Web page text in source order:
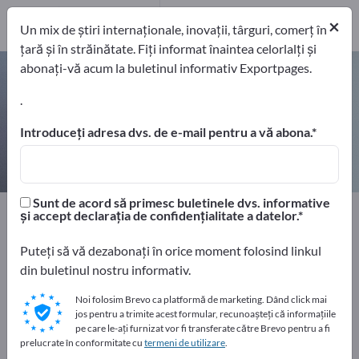
Senzori de moment de rotatie –
găsiți producători și furnizori
exportatori Producători
Producători
Home
Tehnologie de măsurare și optică
Faceți publicitate gratuit pe
Exportpages!
Nevoile – Ofertele – Bunuri second-hand – Contacte
comerciale >> începeți aici
×
Un mix de știri internaționale, inovații, târguri, comerț în
țară și în străinătate. Fiți informat înaintea celorlalți și
abonați-vă acum la buletinul informativ Exportpages.
.
Introduceți adresa dvs. de e-mail pentru a vă abona.
Sunt de acord să primesc buletinele dvs. informative
și accept declarația de confidențialitate a datelor.
Puteți să vă dezabonați în orice moment folosind linkul
din buletinul nostru informativ.
Noi folosim Brevo ca platformă de marketing. Dând click mai
jos pentru a trimite acest formular, recunoașteți că informațiile
pe care le-ați furnizat vor fi transferate către Brevo pentru a fi
prelucrate în conformitate cu termeni de utilizare.